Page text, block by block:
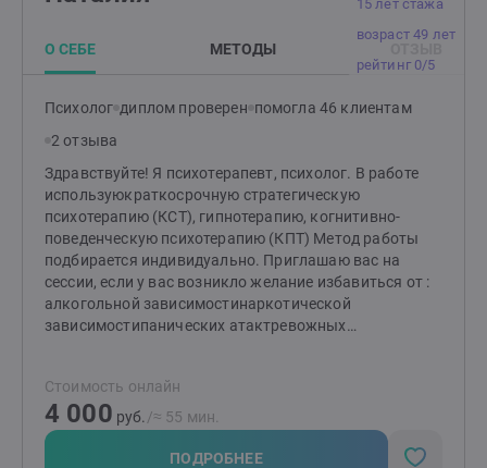
15 лет стажа
возраст 49 лет
рейтинг 0/5
О СЕБЕ МЕТОДЫ
Психолог диплом проверен помогла 46 клиентам
2 отзыва
Здравствуйте! Я психотерапевт, психолог. В работе
используюкраткосрочную стратегическую
психотерапию (КСТ), гипнотерапию, когнитивно-
поведенческую психотерапию (КПТ) Метод работы
подбирается индивидуально. Приглашаю вас на
сессии, если у вас возникло желание избавиться от :
алкогольной зависимостинаркотической
зависимостипанических атактревожных
собой и окружающимипониженной
самооценкиразличных страхов депрессивных
состоянийсомнений в принятии решенияневрозаи
других состоянийРазобраться в трудных ситуациях, в
Стоимость онлайн
4 000 руб. /≈ 55 мин.
ПОДРОБНЕЕ